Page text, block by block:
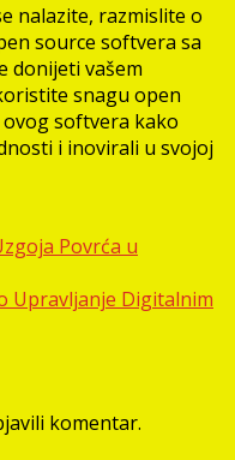
nalazite, razmislite o
source softvera sa
donijeti vašem
snagu open
softvera kako
i inovirali u svojoj
Povrća u
Upravljanje Digitalnim
komentar.